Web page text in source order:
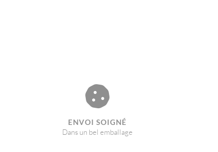
ENVOI SOIGNÉ​
Dans un bel emballage